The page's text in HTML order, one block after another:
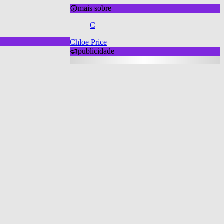
mais sobre
C
Chloe Price
publicidade